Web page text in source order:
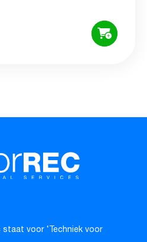
voor ‘Techniek voor